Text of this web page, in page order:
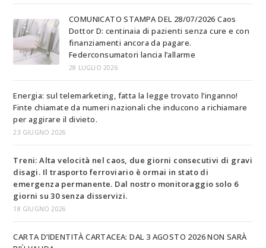
COMUNICATO STAMPA DEL 28/07/2026 Caos
Dottor D: centinaia di pazienti senza cure e con
finanziamenti ancora da pagare.
Federconsumatori lancia l’allarme
28 LUGLIO 2026
Energia: sul telemarketing, fatta la legge trovato l’inganno!
Finte chiamate da numeri nazionali che inducono a richiamare
per aggirare il divieto.
23 GIUGNO 2026
Treni: Alta velocità nel caos, due giorni consecutivi di gravi
disagi. Il trasporto ferroviario è ormai in stato di
emergenza permanente. Dal nostro monitoraggio solo 6
giorni su 30 senza disservizi.
18 GIUGNO 2026
CARTA D’IDENTITÀ CARTACEA: DAL 3 AGOSTO 2026 NON SARÀ